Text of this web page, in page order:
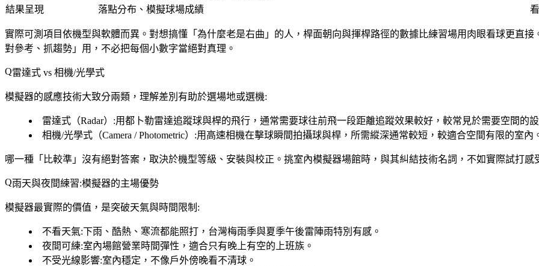
結果呈現
落點分布、模擬球場成績
實際可測項目依機型與軟體而異。對想搞懂「為什麼老是右曲」的人，桿面朝向與揮桿路徑的數據比練習場用肉眼看球更直
對參考、抓趨勢」用，不必把每個小數字當絕對真理。
雷達式 vs 相機/光學式
模擬器的感應技術大致分兩類，理解差別有助於選場地或選機:
雷達式（Radar） :用都卜勒雷達追蹤球與桿的飛行，通常需要球往前飛一段距離追蹤效果較好，較常見於需要空間的
相機/光學式（Camera / Photometric） :用高速相機在擊球瞬間拍攝球與桿，所需縱深通常較短，較適合空間有限的室內
哪一種「比較準」沒有絕對答案，取決於機型等級、安裝與校正。挑室內模擬器場館時，與其糾結技術名詞，不如實際試打感
雨天與夜間練習:模擬器的主場優勢
模擬器最實際的價值，是突破天氣與時間限制:
不看天氣:下雨、酷熱、寒流都能照打，台灣梅雨季與夏季午後雷陣雨特別有感。
夜間可練:室內場館營業時間彈性，適合只有晚上有空的上班族。
不受光線影響:室內穩定，不像戶外傍晚看不清球。